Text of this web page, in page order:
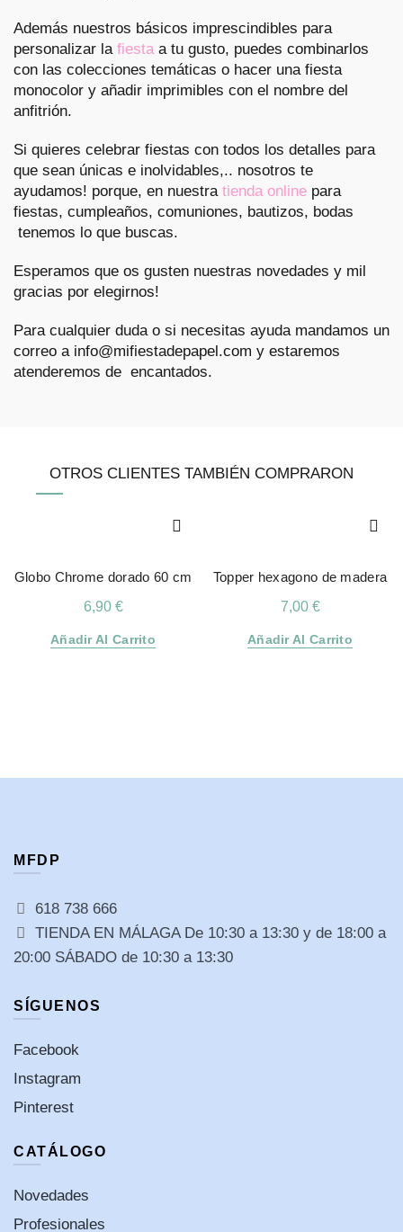
Además nuestros básicos imprescindibles para
personalizar la fiestaa tu gusto, puedes combinarlos
con las colecciones temáticas o hacer una fiesta
monocolor y añadir imprimibles con el nombre del
anfitrión.
Si quieres celebrar fiestas con todos los detalles para
que sean únicas e inolvidables,.. nosotros te
ayudamos! porque, en nuestra tienda online para
fiestas, cumpleaños, comuniones, bautizos, bodas
tenemos lo que buscas.
Esperamos que os gusten nuestras novedades y mil
gracias por elegirnos!
Para cualquier duda o si necesitas ayuda mandamos un
correo a info@mifiestadepapel.com y estaremos
atenderemos de encantados.
OTROS CLIENTES TAMBIÉN COMPRARON
Globo Chrome dorado 60 cm
6,90 €
Añadir Al Carrito
Topper hexagono de madera
7,00 €
Añadir Al Carrito
MFDP
618 738 666
TIENDA EN MÁLAGA De 10:30 a 13:30 y de 18:00 a
20:00 SÁBADO de 10:30 a 13:30
SÍGUENOS
Facebook
Instagram
Pinterest
CATÁLOGO
Novedades
Profesionales